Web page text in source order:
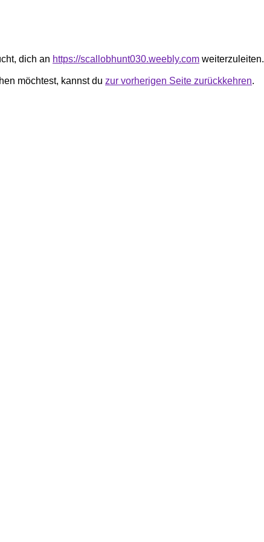
dich an https://scallobhunt030.weebly.com weiterzuleiten.
möchtest, kannst du zur vorherigen Seite zurückkehren.